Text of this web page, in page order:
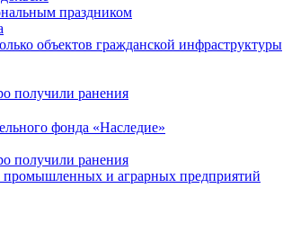
праздником
объектов гражданской инфраструктуры
получили ранения
фонда «Наследие»
получили ранения
промышленных и аграрных предприятий